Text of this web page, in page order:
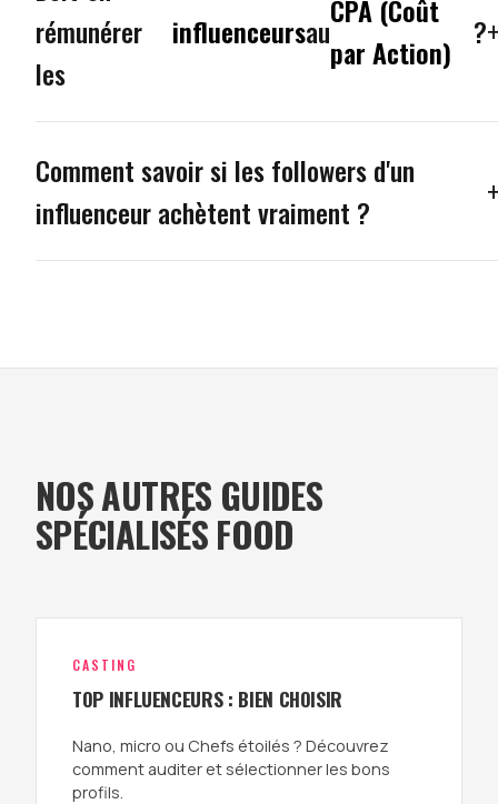
rémunérer
les
influenceursau
CPA (Coût
par Action)
?
Comment savoir si les followers d'un
influenceur achètent vraiment ?
NOS AUTRES GUIDES
SPÉCIALISÉS FOOD
CASTING
TOP INFLUENCEURS : BIEN CHOISIR
Nano, micro ou Chefs étoilés ? Découvrez
comment auditer et sélectionner les bons
profils.